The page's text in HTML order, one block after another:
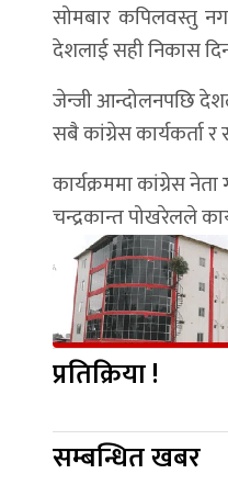
सोमबार कपिलवस्तु
देशलाई सही निकास
जेन्जी आन्दोलनपछि
सबै कांग्रेस कार्यकर्ता
कार्यक्रममा कांग्रेस
चन्द्रकान्त पोखरेलले
प्रतिक्रिया !
सम्बन्धित खबर